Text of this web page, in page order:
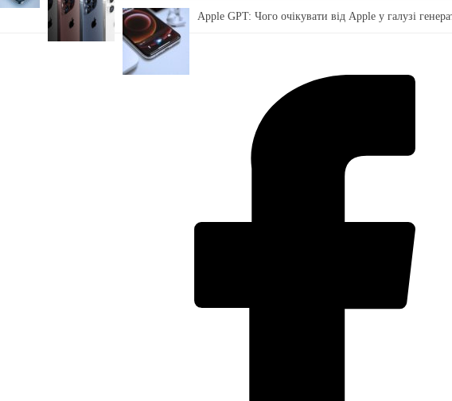
Apple GPT: Чого очікувати від Apple у галузі